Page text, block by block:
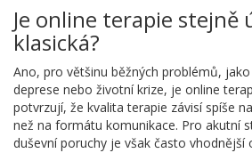
Je online terapie stejně
klasická?
Ano, pro většinu běžných problémů,
deprese nebo životní krize, je online
potvrzují, že kvalita terapie závisí spíše
než na formátu komunikace. Pro akutní
duševní poruchy je však často vhodnější